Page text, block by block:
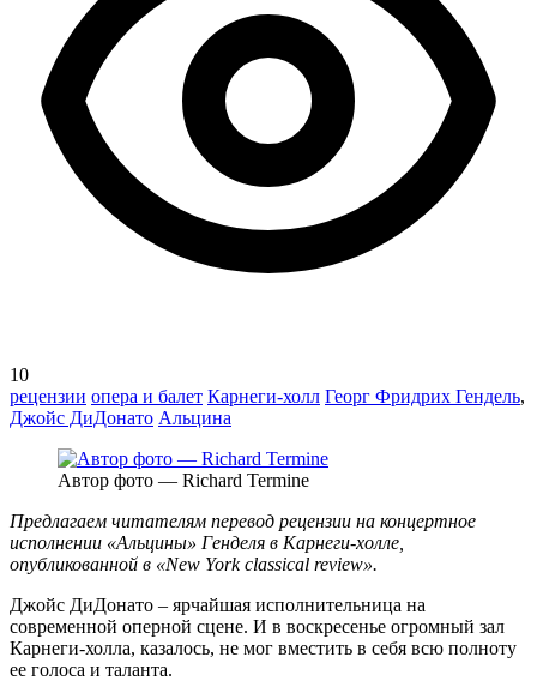
10
рецензии опера и балет Карнеги-холл Георг Фридрих Гендель,
Джойс ДиДонато Альцина
Автор фото — Richard Termine
Предлагаем читателям перевод рецензии на концертное
исполнении «Альцины» Генделя в Карнеги-холле,
опубликованной в «New York classical review».
Джойс ДиДонато – ярчайшая исполнительница на
современной оперной сцене. И в воскресенье огромный зал
Карнеги-холла, казалось, не мог вместить в себя всю полноту
ее голоса и таланта.